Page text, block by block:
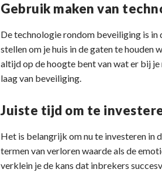
Gebruik maken van
De technologie rondom beveiliging is in
stellen om je huis in de gaten te houden
altijd op de hoogte bent van wat er bij
laag van beveiliging.
Juiste tijd om te
Het is belangrijk om nu te investeren in
termen van verloren waarde als de
verklein je de kans dat inbrekers